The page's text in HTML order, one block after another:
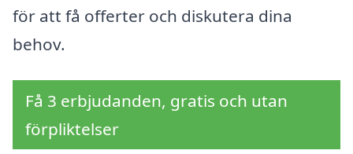
för att få offerter och diskutera dina
behov.
Få 3 erbjudanden, gratis och utan
förpliktelser